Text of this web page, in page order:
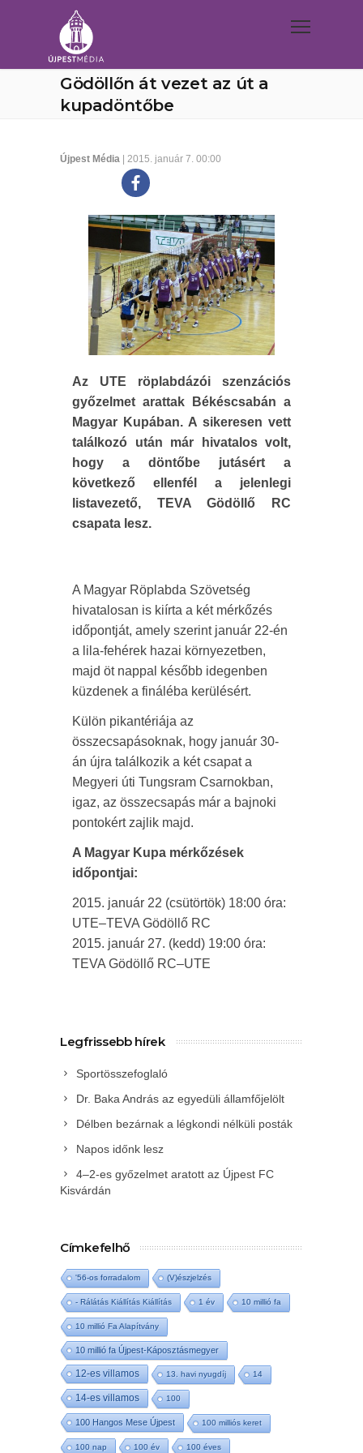
Gödöllőn át vezet az út a
kupadöntőbe
Újpest Média | 2015. január 7. 00:00
Az UTE röplabdázói szenzációs
győzelmet arattak Békéscsabán a
Magyar Kupában. A sikeresen vett
találkozó után már hivatalos volt,
hogy a döntőbe jutásért a
következő ellenfél a jelenlegi
listavezető, TEVA Gödöllő RC
csapata lesz.
A Magyar Röplabda Szövetség
hivatalosan is kiírta a két mérkőzés
időpontját, amely szerint január 22-én
a lila-fehérek hazai környezetben,
majd öt nappal később idegenben
küzdenek a fináléba kerülésért.
Külön pikantériája az
összecsapásoknak, hogy január 30-
án újra találkozik a két csapat a
Megyeri úti Tungsram Csarnokban,
igaz, az összecsapás már a bajnoki
pontokért zajlik majd.
A Magyar Kupa mérkőzések
időpontjai:
2015. január 22 (csütörtök) 18:00 óra:
UTE–TEVA Gödöllő RC
2015. január 27. (kedd) 19:00 óra:
TEVA Gödöllő RC–UTE
Legfrissebb hírek
Sportösszefoglaló
Dr. Baka András az egyedüli államfőjelölt
Délben bezárnak a légkondi nélküli posták
Napos időnk lesz
4–2-es győzelmet aratott az Újpest FC
Kisvárdán
Címkefelhő
'56-os forradalom (V)észjelzés
- Rálátás Kiállítás Kiállítás 1 év 10 millió fa
10 millió Fa Alapítvány
10 millió fa Újpest-Káposztásmegyer
12-es villamos 13. havi nyugdíj 14
14-es villamos 100
100 Hangos Mese Újpest 100 milliós keret
100 nap 100 év 100 éves